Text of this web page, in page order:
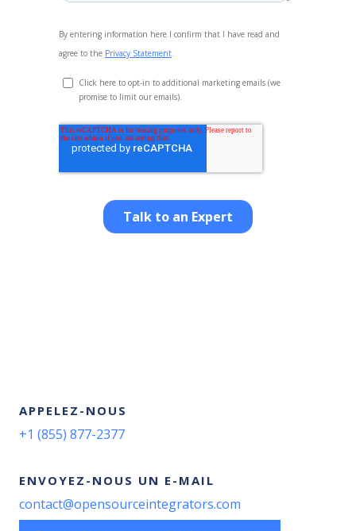
APPELEZ-NOUS
+1 (855) 877-2377
ENVOYEZ-NOUS UN E-MAIL
contact@opensourceintegrators.com